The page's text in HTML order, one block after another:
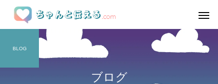
ブログ
BLOG